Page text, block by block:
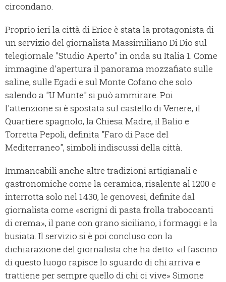
circondano.
Proprio ieri la città di Erice è stata la protagonista di
un servizio del giornalista Massimiliano Di Dio sul
telegiornale "Studio Aperto" in onda su Italia 1. Come
immagine d'apertura il panorama mozzafiato sulle
saline, sulle Egadi e sul Monte Cofano che solo
salendo a "U Munte" si può ammirare. Poi
l'attenzione si è spostata sul castello di Venere, il
Quartiere spagnolo, la Chiesa Madre, il Balio e
Torretta Pepoli, definita "Faro di Pace del
Mediterraneo", simboli indiscussi della città.
Immancabili anche altre tradizioni artigianali e
gastronomiche come la ceramica, risalente al 1200 e
interrotta solo nel 1430, le genovesi, definite dal
giornalista come «scrigni di pasta frolla traboccanti
di crema», il pane con grano siciliano, i formaggi e la
busiata. Il servizio si è poi concluso con la
dichiarazione del giornalista che ha detto: «il fascino
di questo luogo rapisce lo sguardo di chi arriva e
trattiene per sempre quello di chi ci vive» Simone